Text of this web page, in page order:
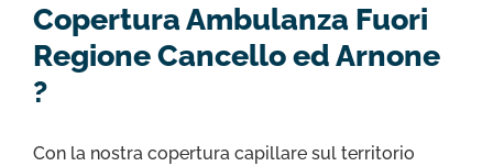
Copertura Ambulanza Fuori
Regione Cancello ed Arnone
?
Con la nostra copertura capillare sul territorio